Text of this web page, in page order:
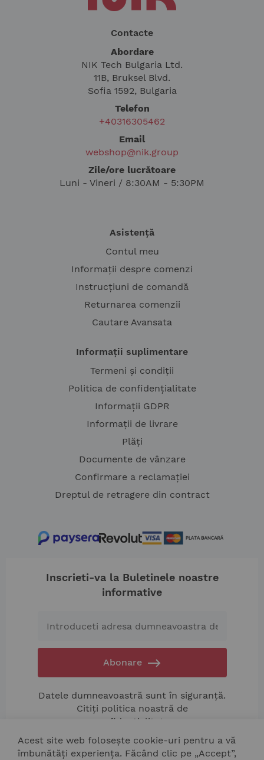
Contacte
Abordare
NIK Tech Bulgaria Ltd.
11B, Bruksel Blvd.
Sofia 1592, Bulgaria
Telefon
+40316305462
Email
webshop@nik.group
Zile/ore lucrătoare
Luni - Vineri / 8:30AM - 5:30PM
Asistență
Contul meu
Informații despre comenzi
Instrucțiuni de comandă
Returnarea comenzii
Cautare Avansata
Informații suplimentare
Termeni și condiții
Politica de confidențialitate
Informații GDPR
Informații de livrare
Plăți
Documente de vânzare
Confirmare a reclamației
Dreptul de retragere din contract
Inscrieti-va la Buletinele noastre
informative
Abonare
Datele dumneavoastră sunt în siguranță.
Citiți politica noastră de
confidențialitate.
Acest site web folosește cookie-uri pentru a vă
îmbunătăți experiența. Făcând clic pe „Accept”,